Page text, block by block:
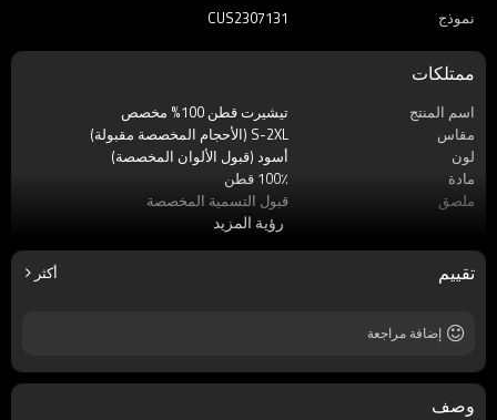
نموذج CUS2307131
ممتلكات
اسم المنتج
تيشيرت قطن 100% مخصص
مقاس
S-2XL (الأحجام المخصصة مقبولة)
لون
أسود (قبول الألوان المخصصة)
مادة
100٪ قطن
ملصق
قبول التسمية المخصصة
اللمسات الظلام
موسم
صيف
كم
قماش
رؤية المزيد
تقييم أكثر
إضافة مراجعة
وصف